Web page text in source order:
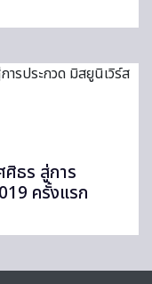
ศิธร สู่การ
ครั้งแรก